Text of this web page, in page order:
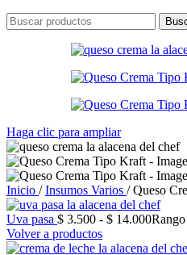
Haga clic para ampliar
Inicio / Insumos Varios / Queso
Uva pasa $ 3.500 - $ 14.000
Volver a productos